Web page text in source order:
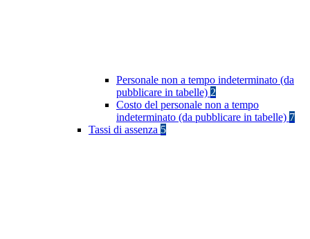
Personale non a tempo indeterminato (da
pubblicare in tabelle) 2
Costo del personale non a tempo
indeterminato (da pubblicare in tabelle) 7
Tassi di assenza 5